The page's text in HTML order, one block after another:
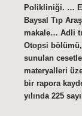
Polikliniği. …
Baysal Tıp
makale… Adli
Otopsi bölümü,
sunulan
materyalleri
bir rapora
yılında 225